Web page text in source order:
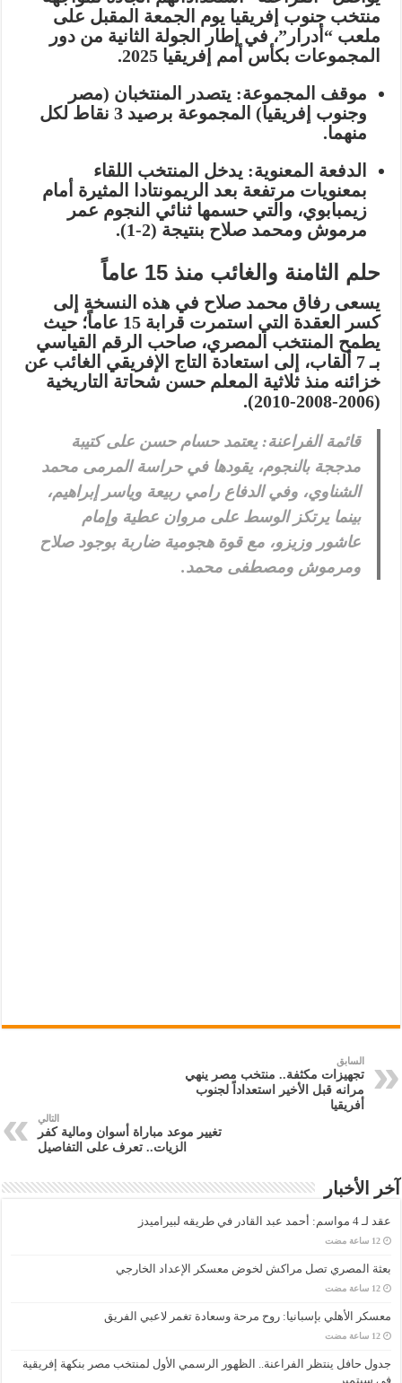
منتخب جنوب إفريقيا يوم الجمعة المقبل على
ملعب “أدرار”، في إطار الجولة الثانية من دور
المجموعات بكأس أمم إفريقيا 2025.
موقف المجموعة: يتصدر المنتخبان (مصر
وجنوب إفريقيا) المجموعة برصيد 3 نقاط لكل
منهما.
الدفعة المعنوية: يدخل المنتخب اللقاء
بمعنويات مرتفعة بعد الريمونتادا المثيرة أمام
زيمبابوي، والتي حسمها ثنائي النجوم عمر
مرموش ومحمد صلاح بنتيجة (2-1).
حلم الثامنة والغائب منذ 15 عاماً
يسعى رفاق محمد صلاح في هذه النسخة إلى
كسر العقدة التي استمرت قرابة 15 عاماً؛ حيث
يطمح المنتخب المصري، صاحب الرقم القياسي
بـ 7 ألقاب، إلى استعادة التاج الإفريقي الغائب عن
خزائنه منذ ثلاثية المعلم حسن شحاتة التاريخية
(2006-2008-2010).
قائمة الفراعنة: يعتمد حسام حسن على كتيبة
مدججة بالنجوم، يقودها في حراسة المرمى محمد
الشناوي، وفي الدفاع رامي ربيعة وياسر إبراهيم،
بينما يرتكز الوسط على مروان عطية وإمام
عاشور وزيزو، مع قوة هجومية ضاربة بوجود صلاح
ومرموش ومصطفى محمد.
السابق
تجهيزات مكثفة.. منتخب مصر ينهي
مرانه قبل الأخير استعداداً لجنوب
أفريقيا
التالي
تغيير موعد مباراة أسوان ومالية كفر
الزيات.. تعرف على التفاصيل
آخر الأخبار
عقد لـ 4 مواسم: أحمد عبد القادر في طريقه لبيراميدز
‏12 ساعة مضت
بعثة المصري تصل مراكش لخوض معسكر الإعداد الخارجي
‏12 ساعة مضت
معسكر الأهلي بإسبانيا: روح مرحة وسعادة تغمر لاعبي الفريق
‏12 ساعة مضت
جدول حافل ينتظر الفراعنة.. الظهور الرسمي الأول لمنتخب مصر بنكهة إفريقية
في سبتمبر